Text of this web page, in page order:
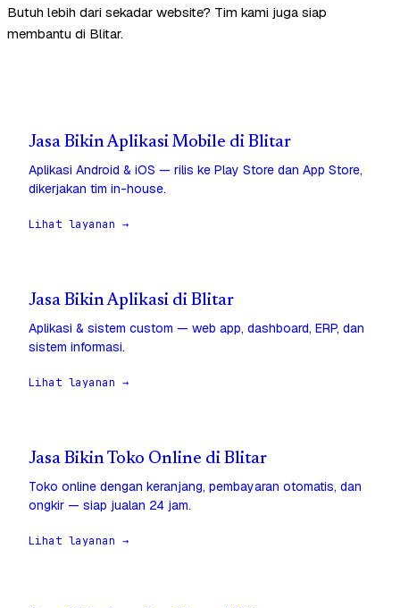
Butuh lebih dari sekadar website? Tim kami juga siap
membantu di Blitar.
Jasa Bikin Aplikasi Mobile di Blitar
Aplikasi Android & iOS — rilis ke Play Store dan App Store,
dikerjakan tim in-house.
Lihat layanan →
Jasa Bikin Aplikasi di Blitar
Aplikasi & sistem custom — web app, dashboard, ERP, dan
sistem informasi.
Lihat layanan →
Jasa Bikin Toko Online di Blitar
Toko online dengan keranjang, pembayaran otomatis, dan
ongkir — siap jualan 24 jam.
Lihat layanan →